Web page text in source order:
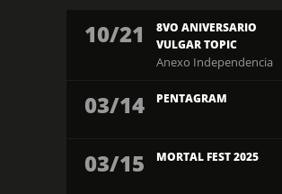
10/21
8VO ANIVERSARIO
VULGAR TOPIC
Anexo Independencia
03/14 PENTAGRAM
03/15 MORTAL FEST 2025